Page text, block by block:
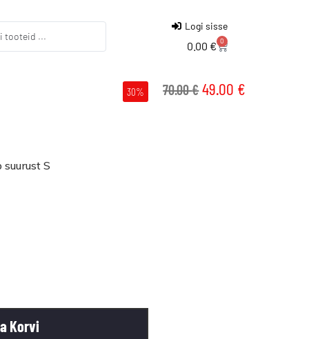
Logi sisse
0.00 € 0
30% 70.00€ 49.00 €
S
Korvi